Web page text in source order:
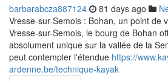
barbarabcza887124 81 days ago
Vresse-sur-Semois : Bohan, un point de
Vresse-sur-Semois, le bourg de Bohan
absolument unique sur la vallée de la
peut contempler l'étendue https://
ardenne.be/technique-kayak